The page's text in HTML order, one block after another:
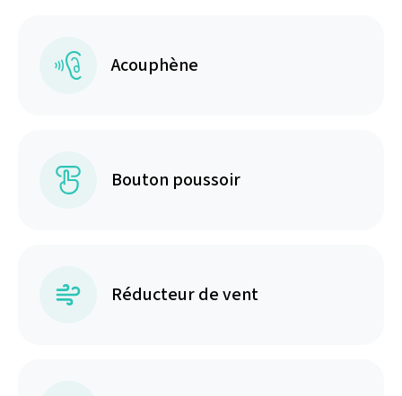
Acouphène
Bouton poussoir
Réducteur de vent